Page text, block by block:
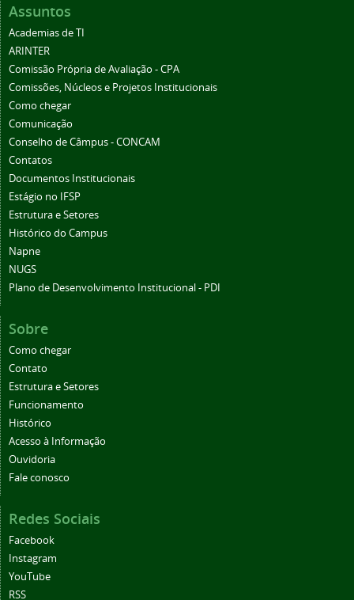
Assuntos
Academias de TI
ARINTER
Comissão Própria de Avaliação - CPA
Comissões, Núcleos e Projetos Institucionais
Como chegar
Comunicação
Conselho de Câmpus - CONCAM
Contatos
Documentos Institucionais
Estágio no IFSP
Estrutura e Setores
Histórico do Campus
Napne
NUGS
Plano de Desenvolvimento Institucional - PDI
Sobre
Como chegar
Contato
Estrutura e Setores
Funcionamento
Histórico
Acesso à Informação
Ouvidoria
Fale conosco
Redes Sociais
Facebook
Instagram
YouTube
RSS